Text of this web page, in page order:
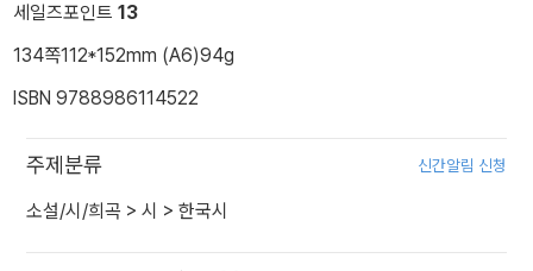
세일즈포인트 13
134쪽112*152mm (A6)94g
ISBN 9788986114522
주제분류 신간알림 신청
소설/시/희곡 > 시 > 한국시